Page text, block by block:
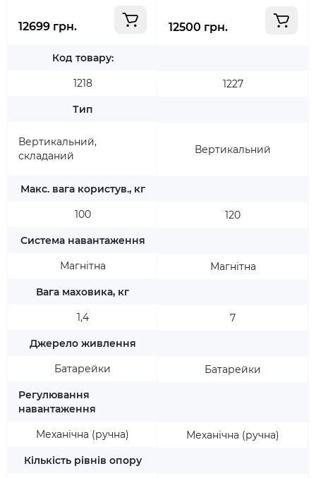
12699 грн.
Код товару:
1218
Тип
Вертикальний,
складаний
Макс. вага користув., кг
100
Система навантаження
Магнітна
Вага маховика, кг
1,4
Джерело живлення
Батарейки
Регулювання
навантаження
Механічна (ручна)
Кількість рівнів опору
12500 грн.
1227
Вертикальний
120
Магнітна
7
Батарейки
Механічна (ручна)